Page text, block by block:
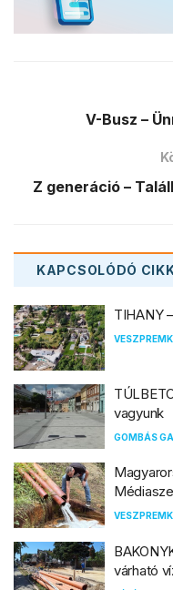
V-Busz –
Z generáció –
KAPCSOLÓDÓ
TIHANY
vagyunk
GOMBÁS
várható